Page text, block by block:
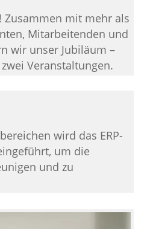
Zusammen mit mehr als
Mitarbeitenden und
wir unser Jubiläum –
Veranstaltungen.
wird das ERP-
um die
und zu